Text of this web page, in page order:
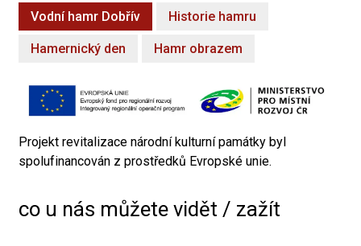
Vodní hamr Dobřív Historie hamru
Hamernický den Hamr obrazem
Projekt revitalizace národní kulturní památky byl
spolufinancován z prostředků Evropské unie.
co u nás můžete vidět / zažít